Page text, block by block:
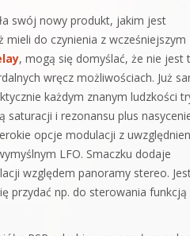
swój nowy produkt, jakim jest
mieli do czynienia z wcześniejszym
, mogą się domyślać, że nie jest
wręcz możliwościach. Już
każdym znanym ludzkości
saturacji i rezonansu plus
opcje modulacji z
LFO. Smaczku dodaje
względem panoramy stereo.
przydać np. do sterowania funkcją